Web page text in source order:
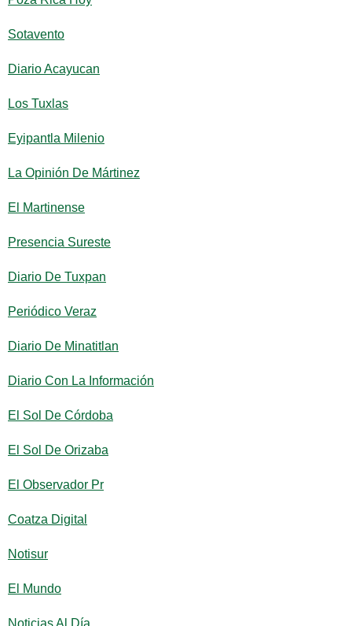
Sotavento
Diario Acayucan
Los Tuxlas
Eyipantla Milenio
La Opinión De Mártinez
El Martinense
Presencia Sureste
Diario De Tuxpan
Periódico Veraz
Diario De Minatitlan
Diario Con La Información
El Sol De Córdoba
El Sol De Orizaba
El Observador Pr
Coatza Digital
Notisur
El Mundo
Noticias Al Día